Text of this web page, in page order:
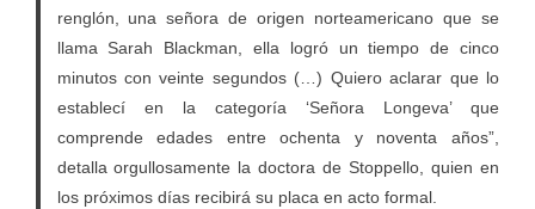
renglón, una señora de origen norteamericano que se
llama Sarah Blackman, ella logró un tiempo de cinco
minutos con veinte segundos (…) Quiero aclarar que lo
establecí en la categoría ‘Señora Longeva’ que
comprende edades entre ochenta y noventa años”,
detalla orgullosamente la doctora de Stoppello, quien en
los próximos días recibirá su placa en acto formal.